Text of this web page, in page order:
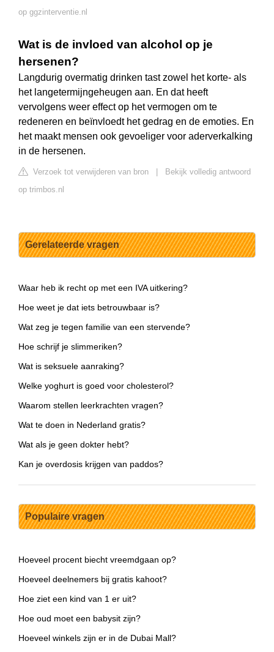
op ggzinterventie.nl
Wat is de invloed van alcohol op je
hersenen?
Langdurig overmatig drinken tast zowel het korte- als
het langetermijngeheugen aan. En dat heeft
vervolgens weer effect op het vermogen om te
redeneren en beïnvloedt het gedrag en de emoties. En
het maakt mensen ook gevoeliger voor aderverkalking
in de hersenen.
Verzoek tot verwijderen van bron
Bekijk volledig antwoord
op trimbos.nl
Gerelateerde vragen
Waar heb ik recht op met een IVA uitkering?
Hoe weet je dat iets betrouwbaar is?
Wat zeg je tegen familie van een stervende?
Hoe schrijf je slimmeriken?
Wat is seksuele aanraking?
Welke yoghurt is goed voor cholesterol?
Waarom stellen leerkrachten vragen?
Wat te doen in Nederland gratis?
Wat als je geen dokter hebt?
Kan je overdosis krijgen van paddos?
Populaire vragen
Hoeveel procent biecht vreemdgaan op?
Hoeveel deelnemers bij gratis kahoot?
Hoe ziet een kind van 1 er uit?
Hoe oud moet een babysit zijn?
Hoeveel winkels zijn er in de Dubai Mall?